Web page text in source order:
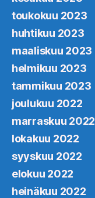
toukokuu 2023
huhtikuu 2023
maaliskuu 2023
helmikuu 2023
tammikuu 2023
joulukuu 2022
marraskuu 2022
lokakuu 2022
syyskuu 2022
elokuu 2022
heinäkuu 2022